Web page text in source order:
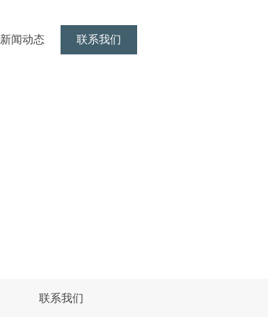
联系我们
新闻动态 联系我们